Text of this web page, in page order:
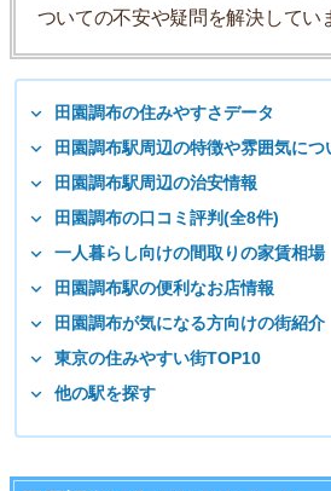
ついての不安や疑問を解決してい
田園調布の住みやすさデータ
田園調布駅周辺の特徴や雰囲気につ
田園調布駅周辺の治安情報
田園調布の口コミ評判(全8件)
一人暮らし向けの間取りの家賃相場
田園調布駅の便利なお店情報
田園調布が気になる方向けの街紹介
東京の住みやすい街TOP10
他の駅を探す